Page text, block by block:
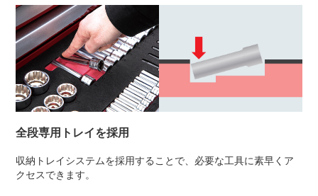
全段専用トレイを採用
収納トレイシステムを採用することで、必要な工具に素早くア
クセスできます。